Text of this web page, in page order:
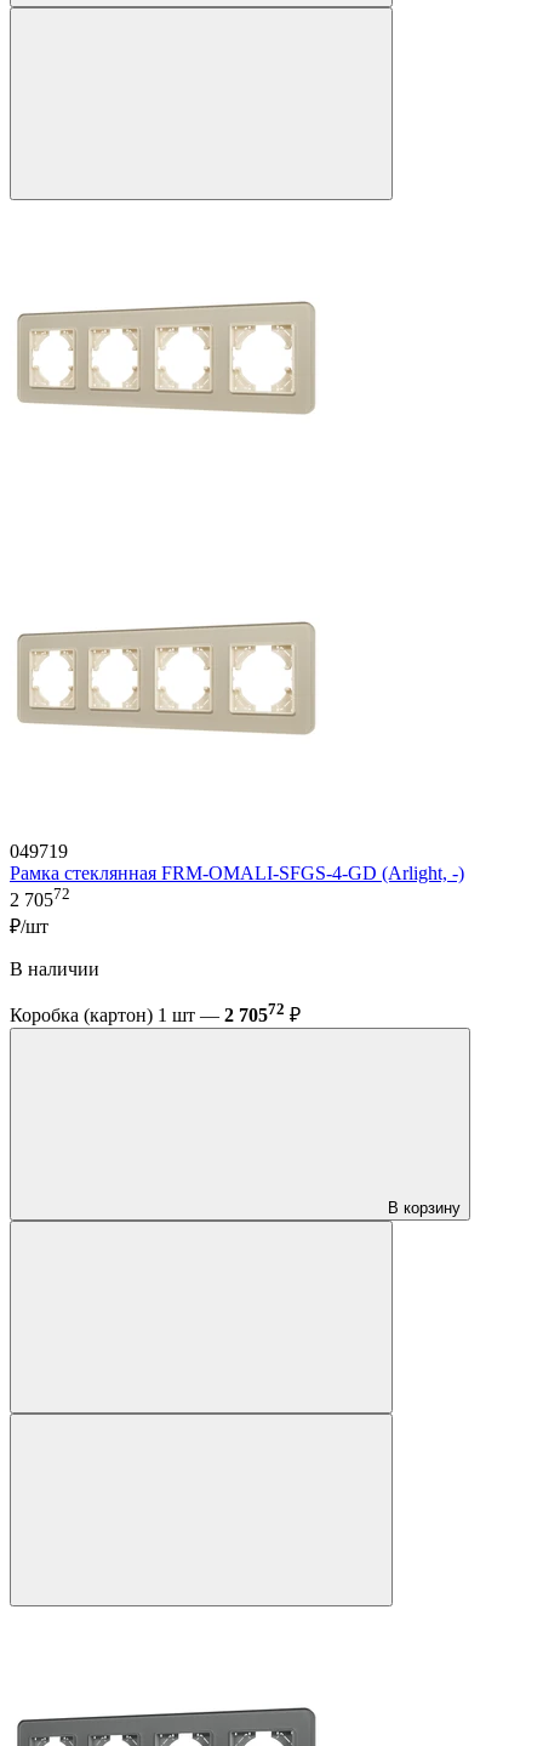
049719
Рамка стеклянная FRM-OMALI-SFGS-4-GD (Arlight, -)
2 70572
₽/шт
В наличии
Коробка (картон) 1 шт — 2 70572 ₽
В корзину